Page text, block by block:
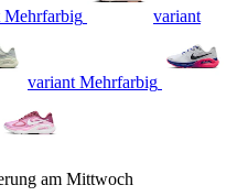
Mehrfarbig variant
variant Mehrfarbig
am Mittwoch